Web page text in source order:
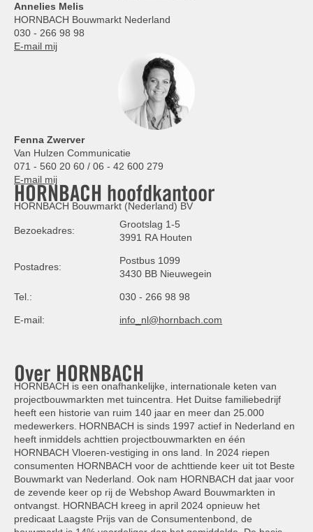
Annelies Melis
HORNBACH Bouwmarkt Nederland
030 - 266 98 98
E-mail mij
Fenna Zwerver
Van Hulzen Communicatie
071 - 560 20 60 / 06 - 42 600 279
E-mail mij
HORNBACH hoofdkantoor
HORNBACH Bouwmarkt (Nederland) BV
Bezoekadres:
Grootslag 1-5
3991 RA Houten
Postadres:
Postbus 1099
3430 BB Nieuwegein
Tel.: 030 - 266 98 98
E-mail: info_nl@hornbach.com
Over HORNBACH
HORNBACH is een onafhankelijke, internationale keten van
projectbouwmarkten met tuincentra. Het Duitse familiebedrijf
heeft een historie van ruim 140 jaar en meer dan 25.000
medewerkers. HORNBACH is sinds 1997 actief in Nederland en
heeft inmiddels achttien projectbouwmarkten en één
HORNBACH Vloeren-vestiging in ons land. In 2024 riepen
consumenten HORNBACH voor de achttiende keer uit tot Beste
Bouwmarkt van Nederland. Ook nam HORNBACH dat jaar voor
de zevende keer op rij de Webshop Award Bouwmarkten in
ontvangst. HORNBACH kreeg in april 2024 opnieuw het
predicaat Laagste Prijs van de Consumentenbond, de